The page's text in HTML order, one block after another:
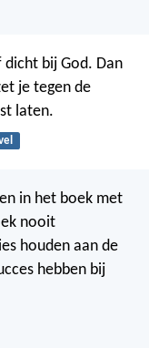
dicht bij God. Dan
je tegen de
laten.
in het boek met
nooit
houden aan de
hebben bij